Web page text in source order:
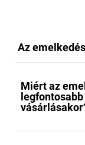
Az
Miért az